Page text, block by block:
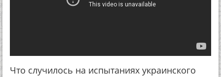
Что случилось на испытаниях украинского